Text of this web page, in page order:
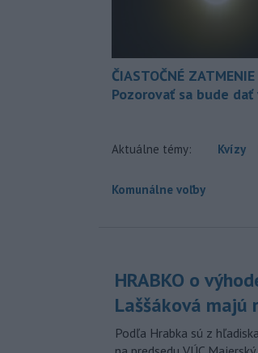
ČIASTOČNÉ
Pozorovať sa bude
Aktuálne témy: Kvízy
Komunálne voľby
HRABKO o
Laššáková majú
Podľa Hrabka sú z